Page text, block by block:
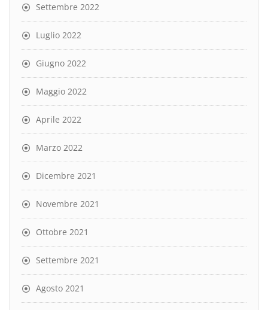
Settembre 2022
Luglio 2022
Giugno 2022
Maggio 2022
Aprile 2022
Marzo 2022
Dicembre 2021
Novembre 2021
Ottobre 2021
Settembre 2021
Agosto 2021